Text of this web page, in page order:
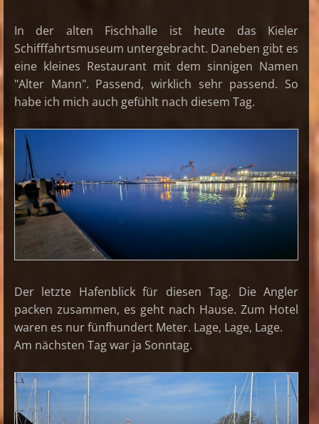
In der alten Fischhalle ist heute das Kieler
Schifffahrtsmuseum untergebracht. Daneben gibt es
eine kleines Restaurant mit dem sinnigen Namen
"Alter Mann". Passend, wirklich sehr passend. So
habe ich mich auch gefühlt nach diesem Tag.
Der letzte Hafenblick für diesen Tag. Die Angler
packen zusammen, es geht nach Hause. Zum Hotel
waren es nur fünfhundert Meter. Lage, Lage, Lage.
Am nächsten Tag war ja Sonntag.